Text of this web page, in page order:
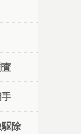
除